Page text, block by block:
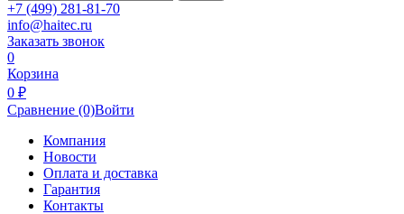
+7 (499) 281-81-70
info@haitec.ru
Заказать звонок
0
Корзина
0 ₽
Сравнение (0)Войти
Компания
Новости
Оплата и доставка
Гарантия
Контакты